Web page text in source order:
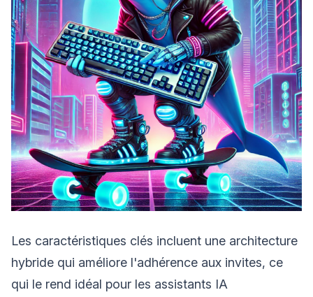
Les caractéristiques clés incluent une architecture
hybride qui améliore l'adhérence aux invites, ce
qui le rend idéal pour les assistants IA